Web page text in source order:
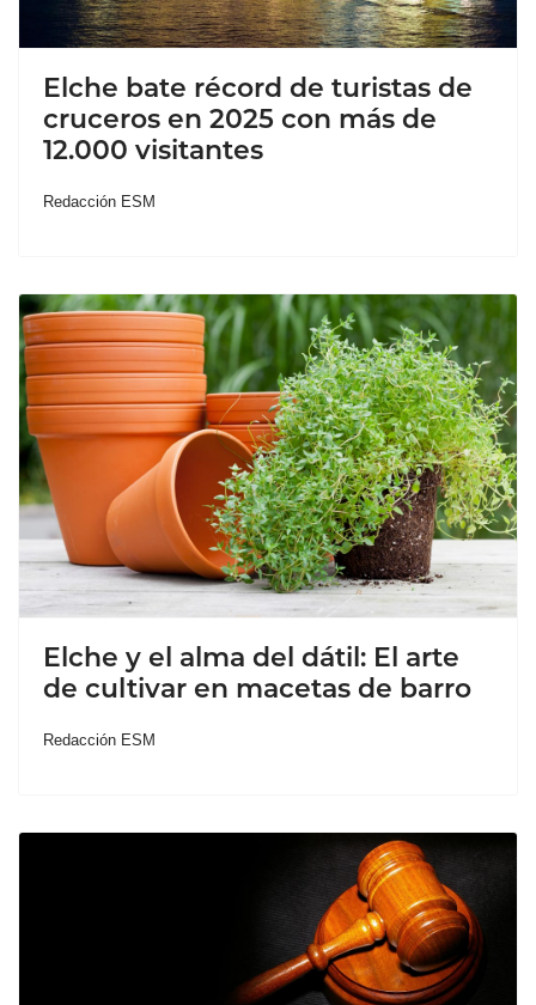
Elche bate récord de turistas de
cruceros en 2025 con más de
12.000 visitantes
Redacción ESM
Elche y el alma del dátil: El arte
de cultivar en macetas de barro
Redacción ESM